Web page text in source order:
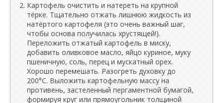
Картофель очистить и натереть на крупной
тёрке. Тщательно отжать лишнюю жидкость из
натёртого картофеля (это очень важный шаг,
чтобы основа получилась хрустящей!).
Переложить отжатый картофель в миску,
добавить оливковое масло, яйцо куриное, муку
пшеничную, соль, перец и мускатный орех.
Хорошо перемешать. Разогреть духовку до
200°C. Выложить картофельную массу на
противень, застеленный пергаментной бумагой,
формируя круг или прямоугольник толщиной